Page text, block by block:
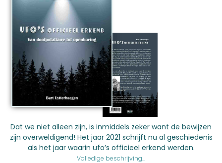
Dat we niet alleen zijn, is inmiddels zeker want de bewijzen
zijn overweldigend! Het jaar 2021 schrijft nu al geschiedenis
als het jaar waarin ufo’s officieel erkend werden.
Volledige beschrijving...